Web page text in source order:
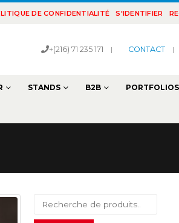
DE CONFIDENTIALITÉ S'IDENTIFIER
+(216) 71 235 171 | CONTACT |
STANDS B2B PORTFOLIOS